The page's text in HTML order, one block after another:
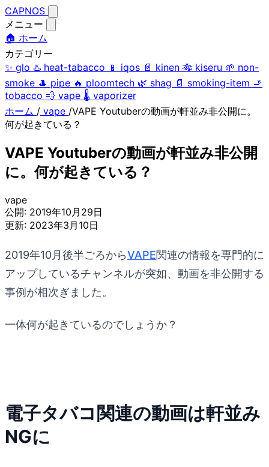
CAPNOS
メニュー
🏠 ホーム
カテゴリー
✨ glo ♨️ heat-tabacco 📱 iqos 📄 kinen 🎋 kiseru 🌱 non-
smoke 🎩 pipe 🔥 ploomtech 🌿 shag 📄 smoking-item 🚬
tobacco 💨 vape 🌡️ vaporizer
ホーム / vape /VAPE Youtuberの動画が軒並み非公開に。
何が起きている？
VAPE Youtuberの動画が軒並み非公開
に。何が起きている？
vape
公開: 2019年10月29日
更新: 2023年3月10日
2019年10月後半ごろからVAPE関連の情報を専門的に
アップしているチャンネルが突如、動画を非公開する
事例が相次ぎました。
一体何が起きているのでしょうか？
電子タバコ関連の動画は軒並み
NGに